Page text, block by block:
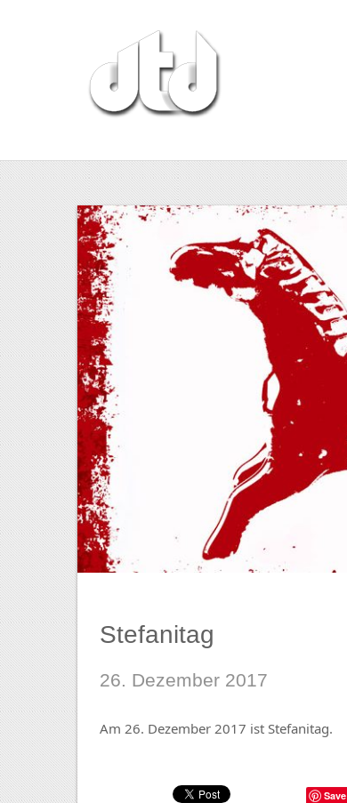
Stefanitag
26. Dezember 2017
Am 26. Dezember 2017 ist Stefanitag.
Save